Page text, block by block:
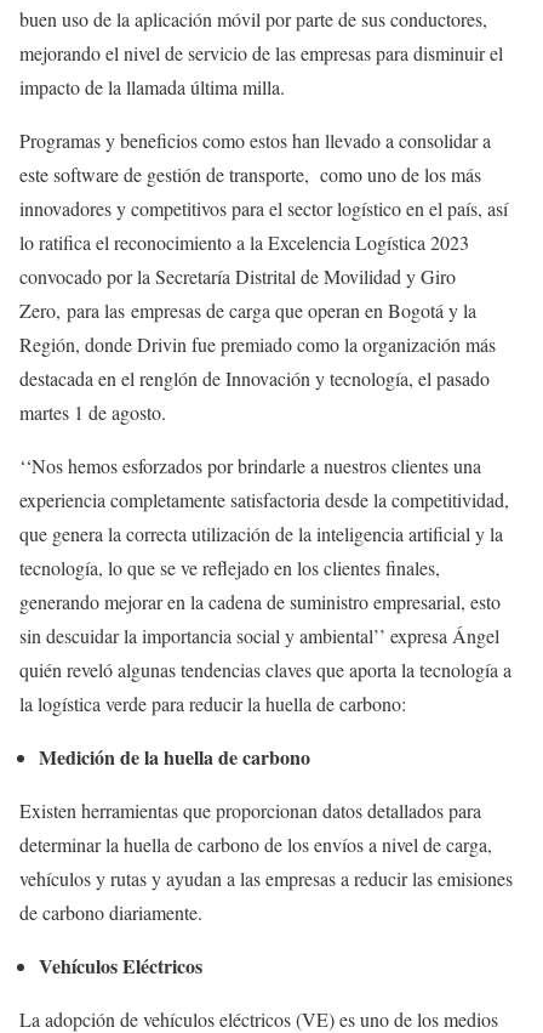
buen uso de la aplicación móvil por parte de sus conductores,
mejorando el nivel de servicio de las empresas para disminuir el
impacto de la llamada última milla.
Programas y beneficios como estos han llevado a consolidar a
este software de gestión de transporte, como uno de los más
innovadores y competitivos para el sector logístico en el país, así
lo ratifica el reconocimiento a la Excelencia Logística 2023
convocado por la Secretaría Distrital de Movilidad y Giro
Zero, para las empresas de carga que operan en Bogotá y la
Región, donde Drivin fue premiado como la organización más
destacada en el renglón de Innovación y tecnología, el pasado
martes 1 de agosto.
‘‘Nos hemos esforzados por brindarle a nuestros clientes una
experiencia completamente satisfactoria desde la competitividad,
que genera la correcta utilización de la inteligencia artificial y la
tecnología, lo que se ve reflejado en los clientes finales,
generando mejorar en la cadena de suministro empresarial, esto
sin descuidar la importancia social y ambiental’’ expresa Ángel
quién reveló algunas tendencias claves que aporta la tecnología a
la logística verde para reducir la huella de carbono:
Medición de la huella de carbono
Existen herramientas que proporcionan datos detallados para
determinar la huella de carbono de los envíos a nivel de carga,
vehículos y rutas y ayudan a las empresas a reducir las emisiones
de carbono diariamente.
Vehículos Eléctricos
La adopción de vehículos eléctricos (VE) es uno de los medios